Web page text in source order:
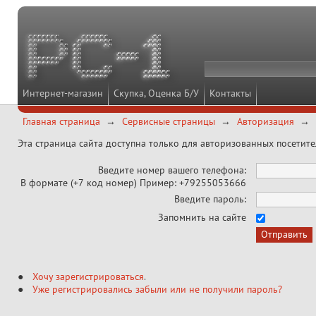
Интернет-магазин Скупка, Оценка Б/У Контакты
Главная страница Сервисные страницы
Авторизация
Эта страница сайта доступна только для авторизованных
Введите номер вашего телефона:
В формате (+7 код номер) Пример: +79255053666
Введите пароль:
Запомнить на сайте
Хочу зарегистрироваться.
Уже регистрировались забыли или не получили пароль?